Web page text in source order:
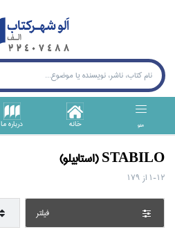
منو خانه درباره ما
STABILO (استابيلو)
1-12 از179
فيلتر